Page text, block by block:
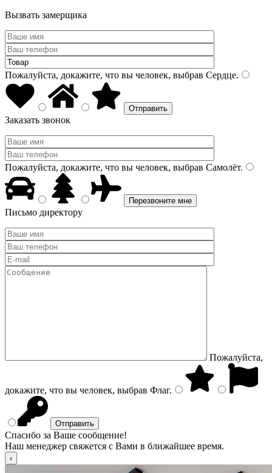
Вызвать замерщика
Пожалуйста, докажите, что вы человек, выбрав Сердце.
Заказать звонок
Пожалуйста, докажите, что вы человек, выбрав Самолёт.
Письмо директору
Пожалуйста,
докажите, что вы человек, выбрав Флаг.
Спасибо за Ваше сообщение!
Наш менеджер свяжется с Вами в ближайшее время.